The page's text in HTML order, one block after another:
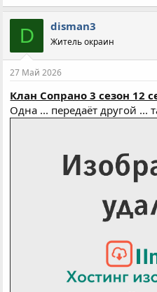
D disman3
Житель окраин
27 Май 2026
Клан Сопрано 3 сезон 12
Одна ... передаёт другой ...